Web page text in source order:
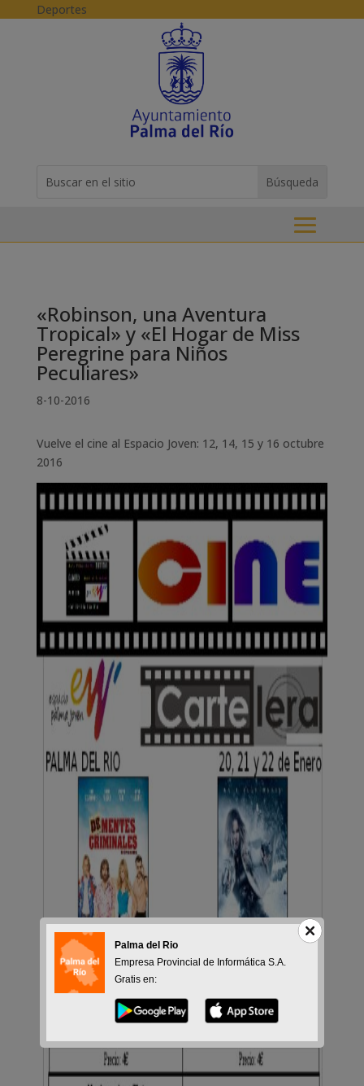
Skip to content
Deportes
for...
«Robinson, una Aventura
Tropical» y «El Hogar de Miss
Peregrine para Niños
Peculiares»
8-10-2016
Vuelve el cine al Espacio Joven: 12, 14, 15 y 16 octubre
2016
Palma del Rio
Empresa Provincial de Informática S.A.
Gratis en: